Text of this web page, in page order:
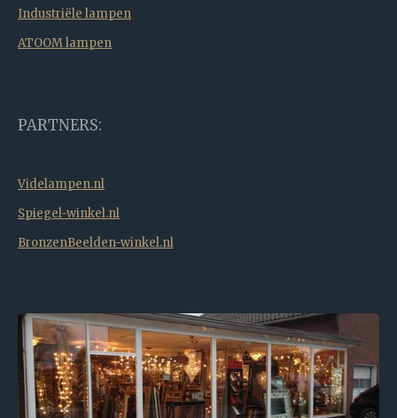
Industriële lampen
ATOOM lampen
PARTNERS:
Videlampen.nl
Spiegel-winkel.nl
BronzenBeelden-winkel.nl